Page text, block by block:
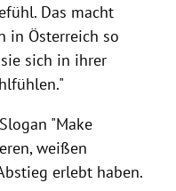
Das macht
in Österreich so
sich in ihrer
Slogan "Make
weißen
erlebt haben.